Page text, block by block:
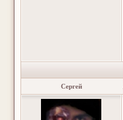
Сергей